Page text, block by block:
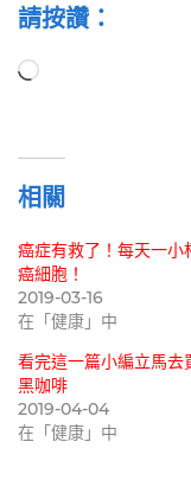
請按讚：
正
相關
癌症有救了！每天一小
癌細胞！
2019-03-16
在「健康」中
看完這一篇小編立馬去
黑咖啡
2019-04-04
在「健康」中